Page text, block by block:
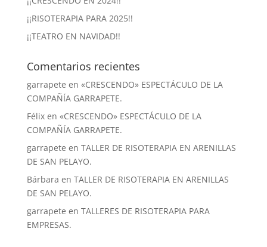
¡¡RISOTERAPIA PARA 2025!!
¡¡TEATRO EN NAVIDAD!!
Comentarios recientes
garrapete en «CRESCENDO» ESPECTÁCULO DE LA
COMPAÑÍA GARRAPETE.
Félixen «CRESCENDO» ESPECTÁCULO DE LA
COMPAÑÍA GARRAPETE.
garrapete en TALLER DE RISOTERAPIA EN ARENILLAS
DE SAN PELAYO.
Bárbara en TALLER DE RISOTERAPIA EN ARENILLAS
DE SAN PELAYO.
garrapete en TALLERES DE RISOTERAPIA PARA
EMPRESAS.